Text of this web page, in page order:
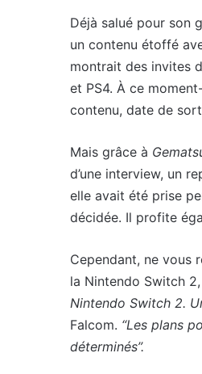
Déjà salué pour son
un contenu étoffé
montrait des invites
et PS4. À ce
contenu, date de
Mais grâce à
d’une interview, un
elle avait été prise
décidée. Il profite
Cependant, ne vous
la Nintendo Switch
Nintendo Switch 2.
Falcom. “Les plans
déterminés”.